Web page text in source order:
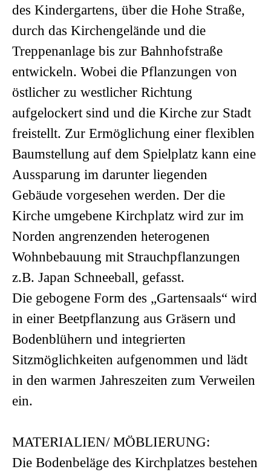
des Kindergartens, über die Hohe Straße,
durch das Kirchengelände und die
Treppenanlage bis zur Bahnhofstraße
entwickeln. Wobei die Pflanzungen von
östlicher zu westlicher Richtung
aufgelockert sind und die Kirche zur Stadt
freistellt. Zur Ermöglichung einer flexiblen
Baumstellung auf dem Spielplatz kann eine
Aussparung im darunter liegenden
Gebäude vorgesehen werden. Der die
Kirche umgebene Kirchplatz wird zur im
Norden angrenzenden heterogenen
Wohnbebauung mit Strauchpflanzungen
z.B. Japan Schneeball, gefasst.
Die gebogene Form des „Gartensaals“ wird
in einer Beetpflanzung aus Gräsern und
Bodenblühern und integrierten
Sitzmöglichkeiten aufgenommen und lädt
in den warmen Jahreszeiten zum Verweilen
ein.
MATERIALIEN/ MÖBLIERUNG:
Die Bodenbeläge des Kirchplatzes bestehen